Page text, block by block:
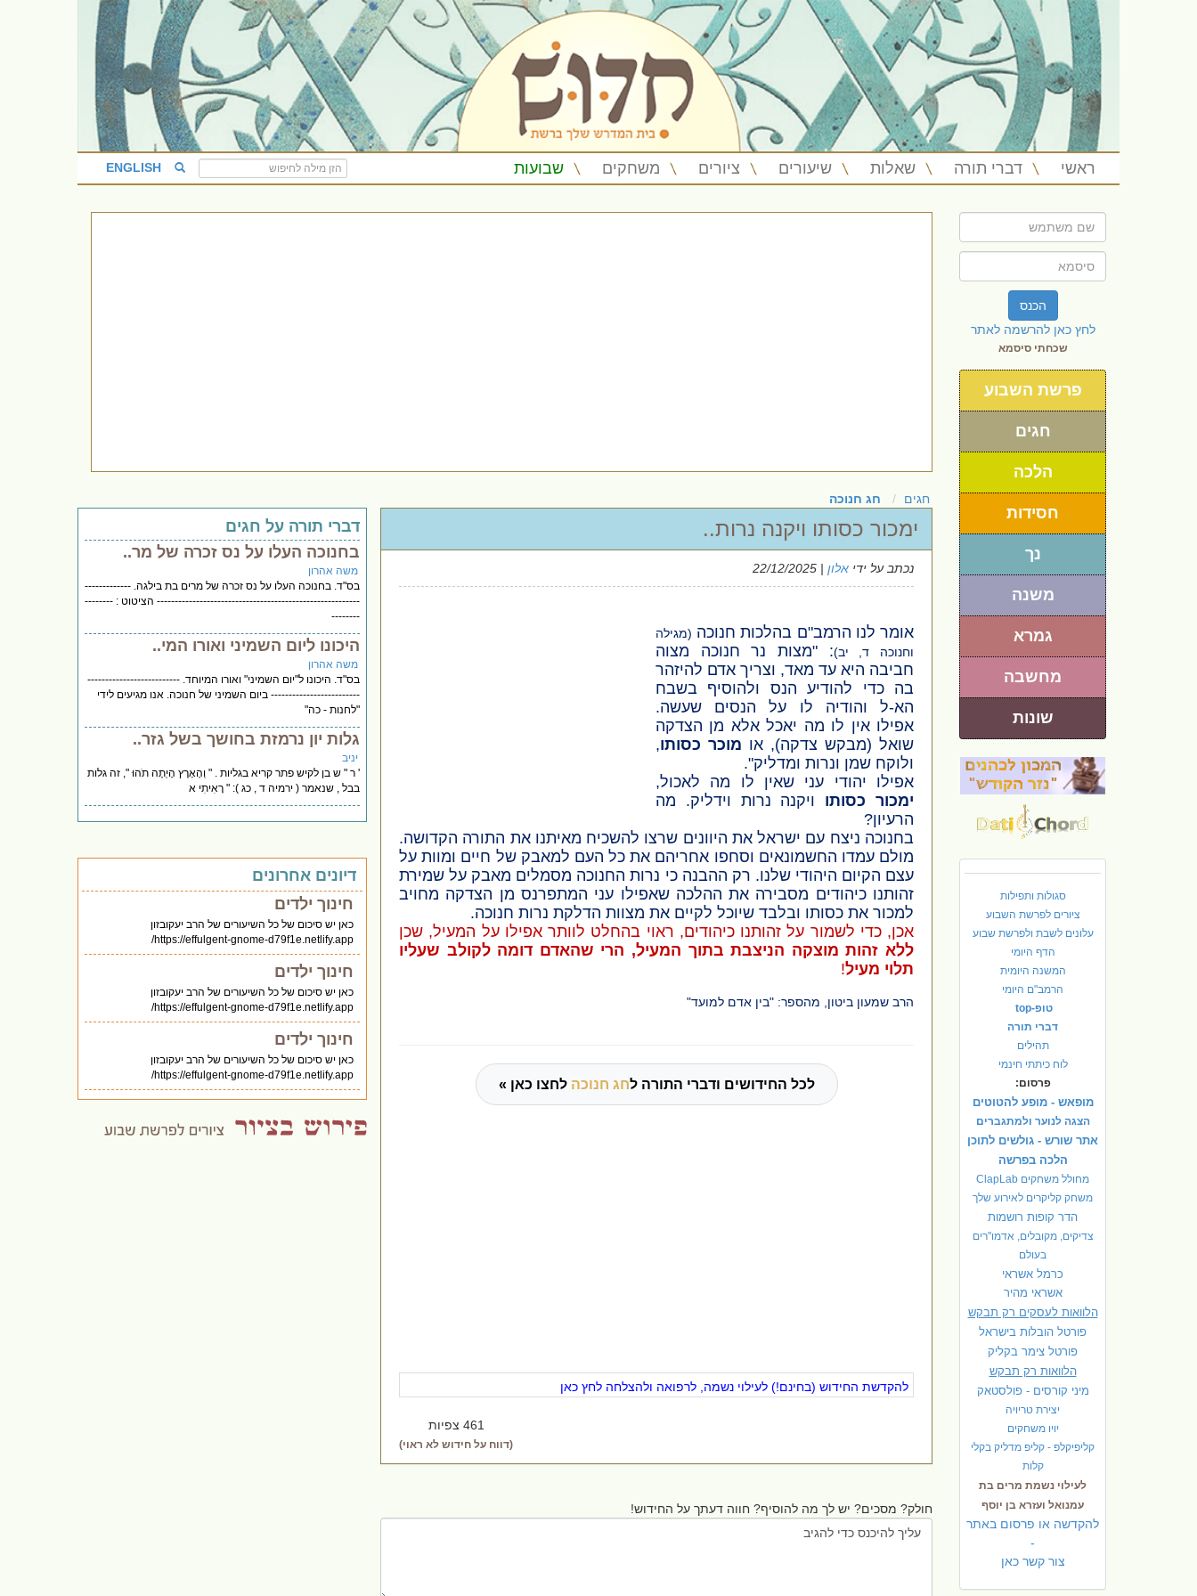
ראשי דברי תורה שאלות שיעורים ציורים משחקים שבועות ENGLISH
הכנס
לחץ כאן להרשמה לאתר
שכחתי סיסמא
פרשת השבוע
חגים
הלכה
חסידות
נך
משנה
גמרא
מחשבה
שונות
סגולות ותפילות
ציורים לפרשת השבוע
עלונים לשבת ולפרשת שבוע
הדף היומי
המשנה היומית
הרמב"ם היומי
טופ-top
דברי תורה
תהילים
לוח כיתתי חינמי
פרסום:
מופאש - מופע להטוטים
הצגה לנוער ולמתגברים
אתר שורש - גולשים לתוכן
הלכה בפרשה
מחולל משחקים ClapLab
משחק קליקרים לאירוע שלך
הדר קופות רושמות
צדיקים, מקובלים, אדמו"רים
בעולם
כרמל אשראי
אשראי מהיר
הלוואות לעסקים רק תבקש
פורטל הובלות בישראל
פורטל צימר בקליק
הלוואות רק תבקש
מיני קורסים - פולסטאק
יצירת טריויה
יויו משחקים
קליפיקלפ - קליפ מדליק בקלי
קלות
לעילוי נשמת מרים בת
עמנואל ועזרא בן יוסף
להקדשה או פרסום באתר
-
צור קשר כאן
חגים חג חנוכה
ימכור כסותו ויקנה נרות..
נכתב על ידי אלון | 22/12/2025
אומר לנו הרמב"ם בהלכות חנוכה (מגילה
וחנוכה ד, יב): "מצות נר חנוכה מצוה
חביבה היא עד מאד, וצריך אדם להיזהר
בה כדי להודיע הנס ולהוסיף בשבח
הא-ל והודיה לו על הנסים שעשה.
אפילו אין לו מה יאכל אלא מן הצדקה
שואל (מבקש צדקה), או מוכר כסותו,
ולוקח שמן ונרות ומדליק".
אפילו יהודי עני שאין לו מה לאכול,
ימכור כסותו ויקנה נרות וידליק. מה
הרעיון?
בחנוכה ניצח עם ישראל את היוונים שרצו להשכיח מאיתנו את התורה הקדושה.
מולם עמדו החשמונאים וסחפו אחריהם את כל העם למאבק של חיים ומוות על
עצם הקיום היהודי שלנו. רק ההבנה כי נרות החנוכה מסמלים מאבק על שמירת
זהותנו כיהודים מסבירה את ההלכה שאפילו עני המתפרנס מן הצדקה מחויב
למכור את כסותו ובלבד שיוכל לקיים את מצוות הדלקת נרות חנוכה.
אכן, כדי לשמור על זהותנו כיהודים, ראוי בהחלט לוותר אפילו על המעיל, שכן
ללא זהות מוצקה הניצבת בתוך המעיל, הרי שהאדם דומה לקולב שעליו
תלוי מעיל!
הרב שמעון ביטון, מהספר: "בין אדם למועד"
לכל החידושים ודברי התורה לחג חנוכה לחצו כאן »
להקדשת החידוש (בחינם!) לעילוי נשמה, לרפואה ולהצלחה לחץ כאן
461 צפיות
(דווח על חידוש לא ראוי)
חולק? מסכים? יש לך מה להוסיף? חווה דעתך על החידוש!
דברי תורה על חגים
בחנוכה העלו על נס זכרה של מר..
משה אהרון
בס"ד. בחנוכה העלו על נס זכרה של מרים בת בילגה. -------------
--------------------------------------------------------- הציטוט : --------
--------
היכונו ליום השמיני ואורו המי..
משה אהרון
בס"ד. היכונו ל"יום השמיני" ואורו המיוחד. --------------------------
------------------------- ביום השמיני של חנוכה. אנו מגיעים לידי
"לחנות - כה"
גלות יון נרמזת בחושך בשל גזר..
יניב
' ר " ש בן לקיש פתר קריא בגליות . " וְהָאָרֶץ הָיְתָה תֹהוּ ", זה גלות
בבל , שנאמר ( ירמיה ד , כג ): " רָאִיתִי א
דיונים אחרונים
חינוך ילדים
כאן יש סיכום של כל השיעורים של הרב יעקובזון
https://effulgent-gnome-d79f1e.netlify.app/
חינוך ילדים
כאן יש סיכום של כל השיעורים של הרב יעקובזון
https://effulgent-gnome-d79f1e.netlify.app/
חינוך ילדים
כאן יש סיכום של כל השיעורים של הרב יעקובזון
https://effulgent-gnome-d79f1e.netlify.app/